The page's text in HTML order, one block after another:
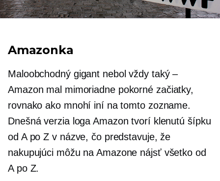
Amazonka
Maloobchodný gigant nebol vždy taký –
Amazon mal mimoriadne pokorné začiatky,
rovnako ako mnohí iní na tomto zozname.
Dnešná verzia loga Amazon tvorí klenutú šípku
od A po Z v názve, čo predstavuje, že
nakupujúci môžu na Amazone nájsť všetko od
A po Z.